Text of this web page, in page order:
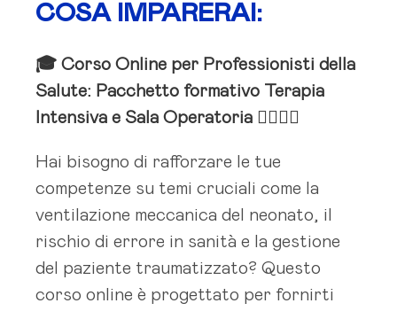
COSA IMPARERAI:
🎓 Corso Online per Professionisti della
Salute: Pacchetto formativo Terapia
Intensiva e Sala Operatoria 👨‍⚕️👩‍⚕️
Hai bisogno di rafforzare le tue
competenze su temi cruciali come la
ventilazione meccanica del neonato, il
rischio di errore in sanità e la gestione
del paziente traumatizzato? Questo
corso online è progettato per fornirti